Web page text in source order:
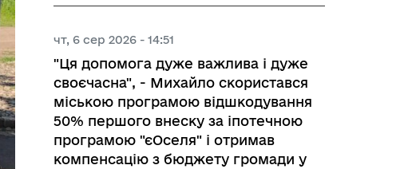
чт, 6 сер 2026 - 14:51
"Ця допомога дуже важлива і дуже
своєчасна", - Михайло скористався
міською програмою відшкодування
50% першого внеску за іпотечною
програмою "єОселя" і отримав
компенсацію з бюджету громади у